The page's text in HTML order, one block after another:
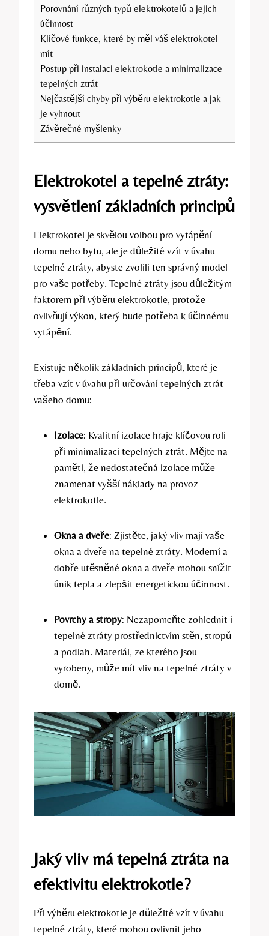
Porovnání různých typů elektrokotelů a jejich
účinnost
Klíčové funkce, které by měl váš elektrokotel
mít
Postup při instalaci elektrokotle a minimalizace
tepelných ztrát
Nejčastější chyby při výběru elektrokotle a jak
je ⁤vyhnout
Závěrečné myšlenky
Elektrokotel a tepelné‌ ztráty:
vysvětlení základních principů
Elektrokotel⁤ je skvělou volbou pro vytápění
domu nebo bytu, ale je důležité vzít v úvahu
⁤tepelné ztráty,⁤ abyste zvolili ten správný model⁣
pro vaše potřeby. Tepelné ztráty jsou důležitým
faktorem při výběru elektrokotle, protože
ovlivňují výkon, který bude potřeba k účinnému
vytápění.
Existuje několik základních principů, které je
třeba‌ vzít v úvahu při určování tepelných‌ ztrát
⁤vašeho domu:
Izolace: Kvalitní izolace hraje klíčovou roli
při minimalizaci tepelných ztrát. Mějte na
paměti, ‍že nedostatečná izolace může
znamenat vyšší náklady ‍na provoz‍
elektrokotle.
Okna a dveře: Zjistěte, jaký vliv mají ‌vaše
okna a dveře na tepelné ztráty. Moderní a
dobře utěsněné‌ okna a dveře mohou snížit
únik tepla a zlepšit energetickou účinnost.
Povrchy a stropy: Nezapomeňte zohlednit i
tepelné ztráty prostřednictvím stěn, stropů
a podlah. ​Materiál, ze kterého jsou
vyrobeny, ‍může mít vliv na tepelné ztráty v
domě.
Jaký vliv má tepelná ztráta na
efektivitu elektrokotle?
Při výběru elektrokotle je důležité vzít v úvahu ​
tepelné ztráty, které mohou ovlivnit jeho